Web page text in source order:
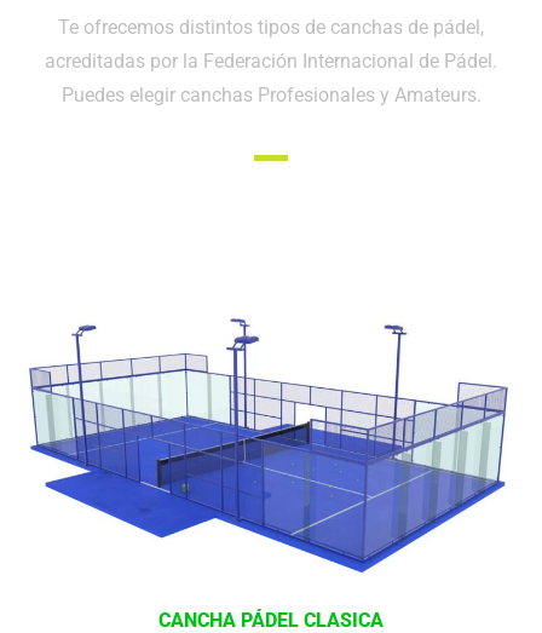
Te ofrecemos distintos tipos de canchas de pádel,
acreditadas por la Federación Internacional de Pádel.
Puedes elegir canchas Profesionales y Amateurs.
CANCHA PÁDEL CLASICA